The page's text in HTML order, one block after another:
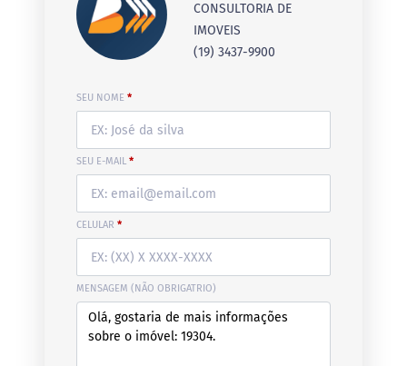
CONSULTORIA DE
IMOVEIS
(19) 3437-9900
SEU NOME *
SEU E-MAIL *
CELULAR *
MENSAGEM (NÃO OBRIGATRIO)